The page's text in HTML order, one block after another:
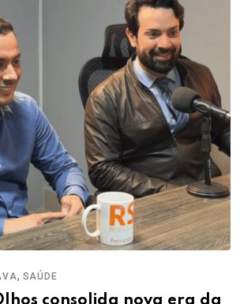
, SAÚDE
consolida nova era da